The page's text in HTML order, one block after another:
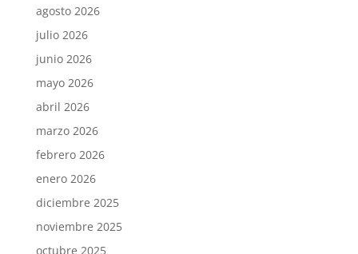
agosto 2026
julio 2026
junio 2026
mayo 2026
abril 2026
marzo 2026
febrero 2026
enero 2026
diciembre 2025
noviembre 2025
octubre 2025